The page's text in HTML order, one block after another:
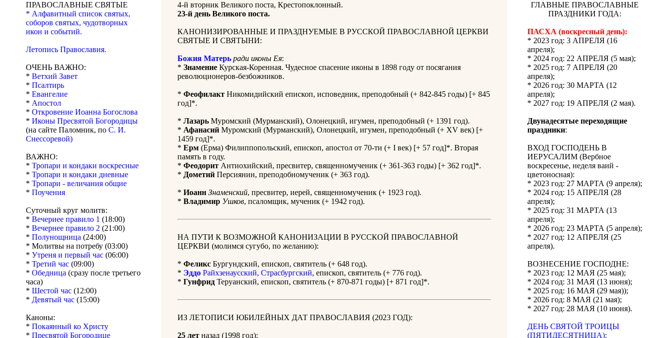
ПРАВОСЛАВНЫЕ СВЯТЫЕ
* Алфавитный список святых,
соборов святых, чудотворных
икон и событий.
Летопись Православия.
ОЧЕНЬ ВАЖНО:
* Ветхий Завет
* Псалтирь
* Евангелие
* Апостол
* Откровение Иоанна Богослова
* Иконы Пресвятой Богородицы
(на сайте Паломник, по С. И.
Снессоревой)
ВАЖНО:
* Тропари и кондаки воскресные
* Тропари и кондаки дневные
* Тропари - величания общие
* Поучения
Суточный круг молитв:
* Вечериее правило 1 (18:00)
* Вечернее правило 2 (21:00)
* Полунощница (24:00)
* Молитвы на потребу (03:00)
* Утреня и первый час (06:00)
* Третий час (09:00)
* Обедница (сразу после третьего
часа)
* Шестой час (12:00)
* Девятый час (15:00)
Каноны:
* Покаянный ко Христу
* Пресвятой Богородице
4-й вторник Великого поста, Крестопоклонный.
23-й день Великого поста.
КАНОНИЗИРОВАННЫЕ И ПРАЗДНУЕМЫЕ В РУССКОЙ ПРАВОСЛАВНОЙ ЦЕРКВИ
СВЯТЫЕ И СВЯТЫНИ:
Божия Матерь ради иконы Ея:
* Знамение Курская-Коренная. Чудесное спасение иконы в 1898 году от посягания
революционеров-безбожников.
* Феофилакт Никомидийский епископ, исповедник, преподобный (+ 842-845 годы) [+ 845
год]*.
* Лазарь Муромский (Мурманский), Олонецкий, игумен, преподобный (+ 1391 год).
* Афанасий Муромский (Мурманский), Олонецкий, игумен, преподобный (+ XV век) [+
1459 год]*.
* Ерм (Ерма) Филиппопольский, епископ, апостол от 70-ти (+ I век) [+ 57 год]*. Вторая
память в году.
* Феодорит Антиохийский, пресвитер, священномученик (+ 361-363 годы) [+ 362 год]*.
* Дометий Персиянин, преподобномученик (+ 363 год).
* Иоанн Знаменский, пресвитер, иерей, священномученик (+ 1923 год).
* Владимир Ушков, псаломщик, мученик (+ 1942 год).
НА ПУТИ К ВОЗМОЖНОЙ КАНОНИЗАЦИИ В РУССКОЙ ПРАВОСЛАВНОЙ
ЦЕРКВИ (молимся сугубо, по желанию):
* Феликс Бургундский, епископ, святитель (+ 648 год).
* Эддо Райхзенаусский, Страсбургский, епископ, святитель (+ 776 год).
* Гунфрид Теруанский, епископ, святитель (+ 870-871 годы) [+ 871 год]*.
ИЗ ЛЕТОПИСИ ЮБИЛЕЙНЫХ ДАТ ПРАВОСЛАВИЯ (2023 ГОД):
25 лет назад (1998 год):
ГЛАВНЫЕ ПРАВОСЛАВНЫЕ
ПРАЗДНИКИ ГОДА:
ПАСХА (воскресный день):
* 2023 год: 3 АПРЕЛЯ (16
апреля);
* 2024 год: 22 АПРЕЛЯ (5 мая);
* 2025 год: 7 АПРЕЛЯ (20
апреля);
* 2026 год: 30 МАРТА (12
апреля);
* 2027 год: 19 АПРЕЛЯ (2 мая).
Двунадесятые переходящие
праздники:
ВХОД ГОСПОДЕНЬ В
ИЕРУСАЛИМ (Вербное
воскресенье, неделя ваий -
цветоносная):
* 2023 год: 27 МАРТА (9 апреля);
* 2024 год: 15 АПРЕЛЯ (28
апреля);
* 2025 год: 31 МАРТА (13
апреля);
* 2026 год: 23 МАРТА (5 апреля);
* 2027 год: 12 АПРЕЛЯ (25
апреля).
ВОЗНЕСЕНИЕ ГОСПОДНЕ:
* 2023 год: 12 МАЯ (25 мая);
* 2024 год: 31 МАЯ (13 июня);
* 2025 год: 16 МАЯ (29 мая));
* 2026 год: 8 МАЯ (21 мая);
* 2027 год: 28 МАЯ (10 июня).
ДЕНЬ СВЯТОЙ ТРОИЦЫ
(ПЯТИДЕСЯТНИЦА):